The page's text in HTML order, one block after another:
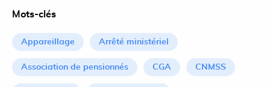
Mots-clés
Appareillage Arrêté ministériel
Association de pensionnés CGA CNMSS